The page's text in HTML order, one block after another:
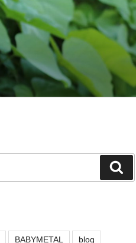
索
BABYMETAL blog